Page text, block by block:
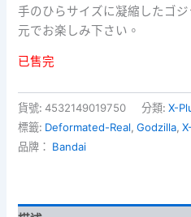
手のひらサイズに凝縮したゴ
元でお楽しみ下さい。
已售完
貨號:4532149019750 分類:X-
標籤: Deformated-Real,Godzilla,
品牌： Bandai